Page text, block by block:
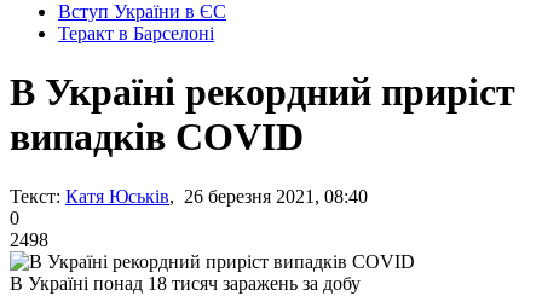
Вступ України в ЄС
Теракт в Барселоні
В Україні рекордний приріст
випадків COVID
Текст: Катя Юськів, 26 березня 2021, 08:40
0
2498
В Україні понад 18 тисяч заражень за добу